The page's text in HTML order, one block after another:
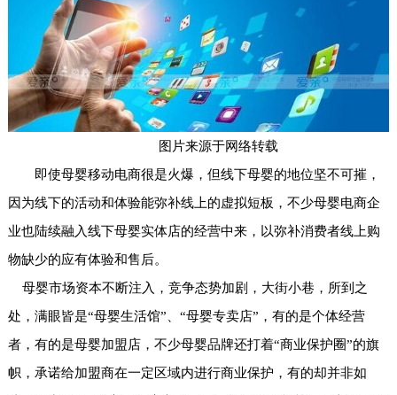
图片来源于网络转载
即使母婴移动电商很是火爆，但线下母婴的地位坚不可摧，
因为线下的活动和体验能弥补线上的虚拟短板，不少母婴电商企
业也陆续融入线下母婴实体店的经营中来，以弥补消费者线上购
物缺少的应有体验和售后。
母婴市场资本不断注入，竞争态势加剧，大街小巷，所到之
处，满眼皆是“母婴生活馆”、“母婴专卖店”，有的是个体经营
者，有的是母婴加盟店，不少母婴品牌还打着“商业保护圈”的旗
帜，承诺给加盟商在一定区域内进行商业保护，有的却并非如